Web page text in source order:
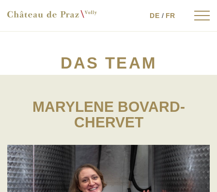
DE / FR
DAS TEAM
MARYLENE BOVARD-
CHERVET